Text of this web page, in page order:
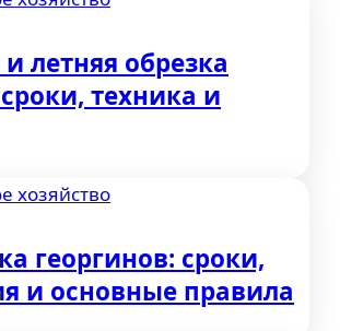
летняя обрезка
техника и
хозяйство
георгинов: сроки,
и основные правила